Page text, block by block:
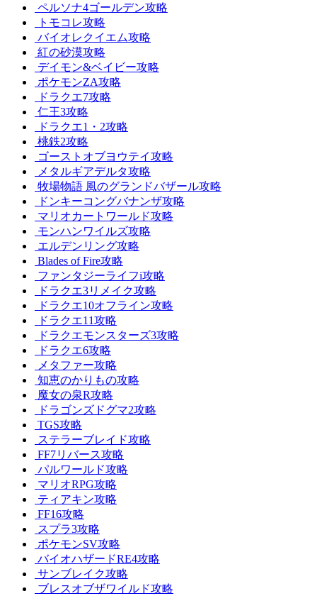
ペルソナ4ゴールデン攻略
トモコレ攻略
バイオレクイエム攻略
紅の砂漠攻略
デイモン&ベイビー攻略
ポケモンZA攻略
ドラクエ7攻略
仁王3攻略
ドラクエ1・2攻略
桃鉄2攻略
ゴーストオブヨウテイ攻略
メタルギアデルタ攻略
牧場物語 風のグランドバザール攻略
ドンキーコングバナンザ攻略
マリオカートワールド攻略
モンハンワイルズ攻略
エルデンリング攻略
Blades of Fire攻略
ファンタジーライフi攻略
ドラクエ3リメイク攻略
ドラクエ10オフライン攻略
ドラクエ11攻略
ドラクエモンスターズ3攻略
ドラクエ6攻略
メタファー攻略
知恵のかりもの攻略
魔女の泉R攻略
ドラゴンズドグマ2攻略
TGS攻略
ステラーブレイド攻略
FF7リバース攻略
パルワールド攻略
マリオRPG攻略
ティアキン攻略
FF16攻略
スプラ3攻略
ポケモンSV攻略
バイオハザードRE4攻略
サンブレイク攻略
ブレスオブザワイルド攻略